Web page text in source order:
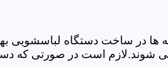
ها در ساخت دستگاه لباسشویی
است در صورتی که